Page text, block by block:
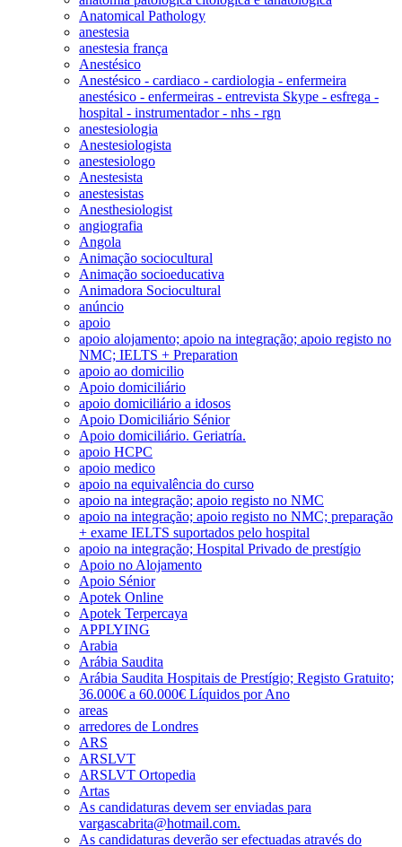
Anatomical Pathology
anestesia
anestesia frança
Anestésico
Anestésico - cardiaco - cardiologia - enfermeira
anestésico - enfermeiras - entrevista Skype - esfrega -
hospital - instrumentador - nhs - rgn
anestesiologia
Anestesiologista
anestesiologo
Anestesista
anestesistas
Anesthesiologist
angiografia
Angola
Animação sociocultural
Animação socioeducativa
Animadora Sociocultural
anúncio
apoio
apoio alojamento; apoio na integração; apoio registo no
NMC; IELTS + Preparation
apoio ao domicilio
Apoio domiciliário
apoio domiciliário a idosos
Apoio Domiciliário Sénior
Apoio domiciliário. Geriatría.
apoio HCPC
apoio medico
apoio na equivalência do curso
apoio na integração; apoio registo no NMC
apoio na integração; apoio registo no NMC; preparação
+ exame IELTS suportados pelo hospital
apoio na integração; Hospital Privado de prestígio
Apoio no Alojamento
Apoio Sénior
Apotek Online
Apotek Terpercaya
APPLYING
Arabia
Arábia Saudita
Arábia Saudita Hospitais de Prestígio; Registo Gratuito;
36.000€ a 60.000€ Líquidos por Ano
areas
arredores de Londres
ARS
ARSLVT
ARSLVT Ortopedia
Artas
As candidaturas devem ser enviadas para
vargascabrita@hotmail.com.
As candidaturas deverão ser efectuadas através do